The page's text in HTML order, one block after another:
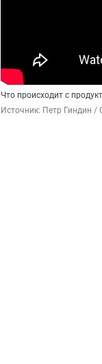
Что происходит с
Источник: Петр Гиндин /